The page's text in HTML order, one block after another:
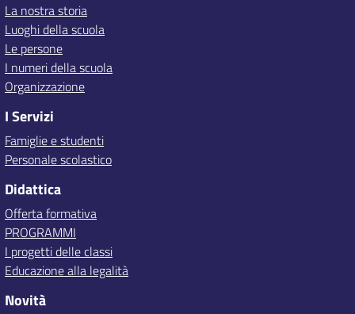
La nostra storia
Luoghi della scuola
Le persone
I numeri della scuola
Organizzazione
I Servizi
Famiglie e studenti
Personale scolastico
Didattica
Offerta formativa
PROGRAMMI
I progetti delle classi
Educazione alla legalità
Novità